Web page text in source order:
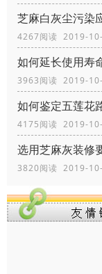
芝麻白灰尘污染
4267阅读 2019-
如何延长使用寿
3963阅读 2019-
如何鉴定五莲花
4175阅读 2019-
选用芝麻灰装修
3820阅读 2019-